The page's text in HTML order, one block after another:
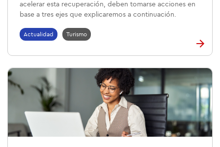
acelerar esta recuperación, deben tomarse acciones en
base a tres ejes que explicaremos a continuación.
Actualidad Turismo